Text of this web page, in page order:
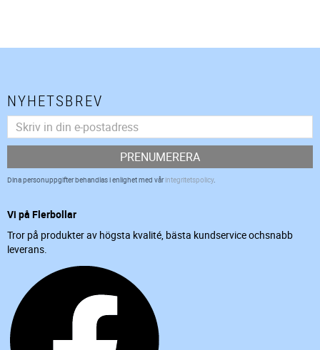
NYHETSBREV
PRENUMERERA
Dina personuppgifter behandlas i enlighet med vårintegritetspolicy.
Vi på Flerbollar
Tror på produkter av högsta kvalité, bästa kundservice ochsnabb
leverans.